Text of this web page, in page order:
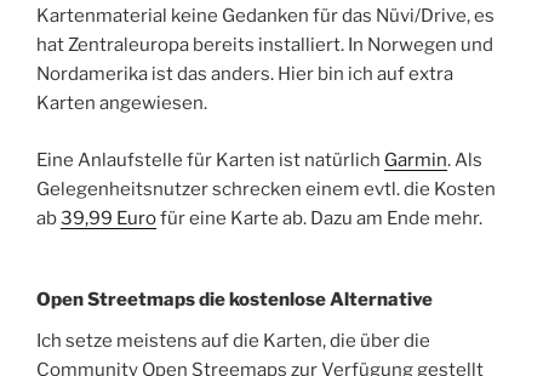
Kartenmaterial keine Gedanken für das Nüvi/Drive, es
hat Zentraleuropa bereits installiert. In Norwegen und
Nordamerika ist das anders. Hier bin ich auf extra
Karten angewiesen.
Eine Anlaufstelle für Karten ist natürlich Garmin. Als
Gelegenheitsnutzer schrecken einem evtl. die Kosten
ab39,99 Eurofür eine Karte ab. Dazu am Ende mehr.
Open Streetmaps die kostenlose Alternative
Ich setze meistens auf die Karten, die über die
Community Open Streemaps zur Verfügung gestellt